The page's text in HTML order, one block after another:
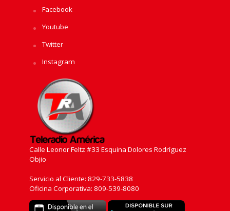
Facebook
Youtube
Twitter
Instagram
Calle Leonor Feltz #33 Esquina Dolores Rodríguez
Objio
Servicio al Cliente: 829-733-5838
Oficina Corporativa: 809-539-8080